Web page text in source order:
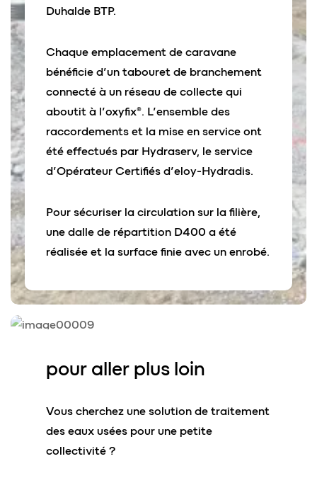
Duhalde BTP.
Chaque emplacement de caravane
bénéficie d’un tabouret de branchement
connecté à un réseau de collecte qui
aboutit à l’oxyfix®. L’ensemble des
raccordements et la mise en service ont
été effectués par Hydraserv, le service
d’Opérateur Certifiés d’eloy-Hydradis.
Pour sécuriser la circulation sur la filière,
une dalle de répartition D400 a été
réalisée et la surface finie avec un enrobé.
pour aller plus loin
Vous cherchez une solution de traitement
des eaux usées pour une petite
collectivité ?